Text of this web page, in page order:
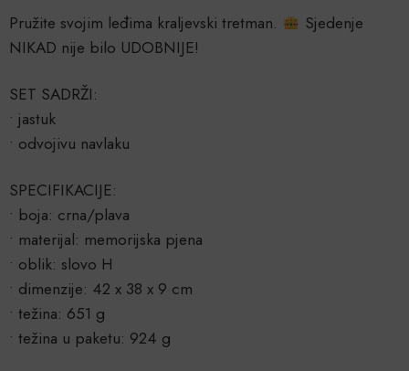
Pružite svojim leđima kraljevski tretman.
Sjedenje
NIKAD nije bilo UDOBNIJE!
SET SADRŽI:
• jastuk
• odvojivu navlaku
SPECIFIKACIJE:
• boja: crna/plava
• materijal: memorijska pjena
• oblik: slovo H
• dimenzije: 42 x 38 x 9 cm
• težina: 651 g
• težina u paketu: 924 g